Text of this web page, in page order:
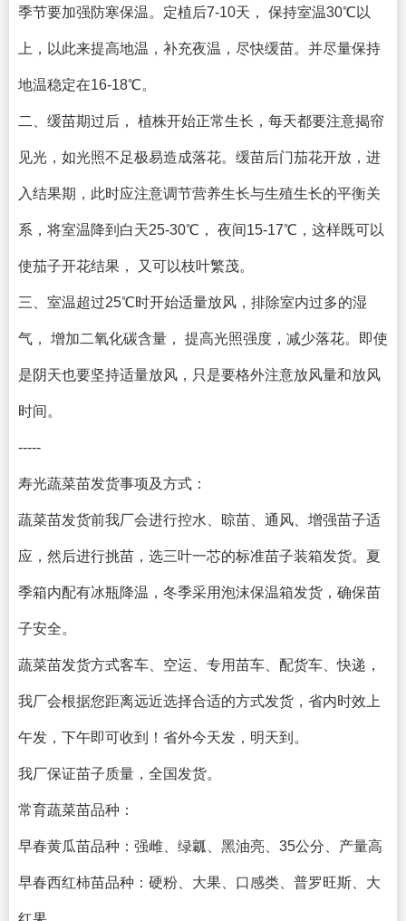
季节要加强防寒保温。定植后7-10天， 保持室温30℃以
上，以此来提高地温，补充夜温，尽快缓苗。并尽量保持
地温稳定在16-18℃。
二、缓苗期过后， 植株开始正常生长，每天都要注意揭帘
见光，如光照不足极易造成落花。缓苗后门茄花开放，进
入结果期，此时应注意调节营养生长与生殖生长的平衡关
系，将室温降到白天25-30℃， 夜间15-17℃，这样既可以
使茄子开花结果， 又可以枝叶繁茂。
三、室温超过25℃时开始适量放风，排除室内过多的湿
气， 增加二氧化碳含量， 提高光照强度，减少落花。即使
是阴天也要坚持适量放风，只是要格外注意放风量和放风
时间。
-----
寿光蔬菜苗发货事项及方式：
蔬菜苗发货前我厂会进行控水、晾苗、通风、增强苗子适
应，然后进行挑苗，选三叶一芯的标准苗子装箱发货。夏
季箱内配有冰瓶降温，冬季采用泡沫保温箱发货，确保苗
子安全。
蔬菜苗发货方式客车、空运、专用苗车、配货车、快递，
我厂会根据您距离远近选择合适的方式发货，省内时效上
午发，下午即可收到！省外今天发，明天到。
我厂保证苗子质量，全国发货。
常育蔬菜苗品种：
早春黄瓜苗品种：强雌、绿瓤、黑油亮、35公分、产量高
早春西红柿苗品种：硬粉、大果、口感类、普罗旺斯、大